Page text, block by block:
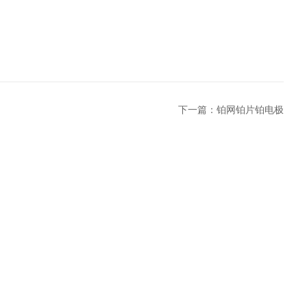
下一篇：铂网铂片铂电极